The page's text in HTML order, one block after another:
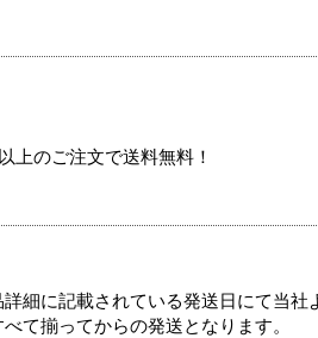
上のご注文で送料無料！
細に記載されている発送日にて当社
て揃ってからの発送となります。